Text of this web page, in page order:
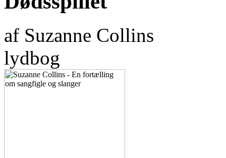
af Suzanne Collins
lydbog